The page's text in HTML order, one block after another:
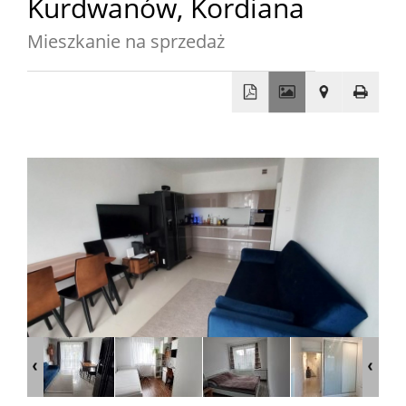
Domy
Dzialki
wynajmu
Kurdwanów, Kordiana
Mieszkanie na sprzedaż
−